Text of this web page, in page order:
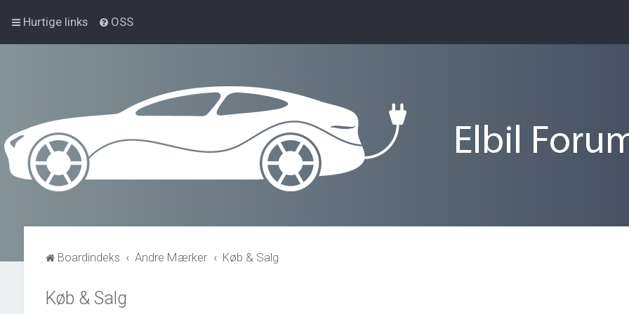
Hurtige links OSS
Boardindeks Andre Mærker Køb & Salg
Køb & Salg